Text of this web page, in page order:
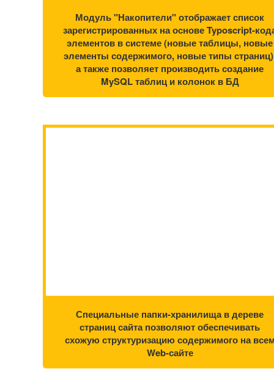
Модуль "Накопители" отображает список
зарегистрированных на основе Typoscript-
элементов в системе (новые таблицы, новые
элементы содержимого, новые типы
а также позволяет производить создание
MySQL таблиц и колонок в БД
Специальные папки-хранилища в дереве
страниц сайта позволяют обеспечивать
схожую структуризацию содержимого на
Web-сайте